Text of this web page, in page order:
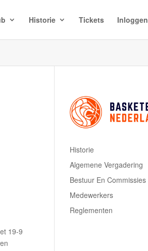
Historie Tickets Inloggen
19-9
Historie
Algemene Vergadering
Bestuur En Commissies
Medewerkers
Reglementen